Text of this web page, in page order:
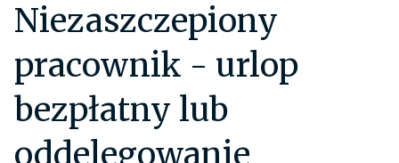
Niezaszczepiony
pracownik - urlop
bezpłatny lub
oddelegowanie